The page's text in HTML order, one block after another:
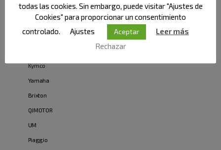
nuevas
Benelli
Honda
Kymco
Yamaha
Brixton
QJMOTOR
UM
Piaggio
todas las cookies. Sin embargo, puede visitar "Ajustes de
Cookies" para proporcionar un consentimiento
controlado.
Ajustes Aceptar
Leer más
Rechazar